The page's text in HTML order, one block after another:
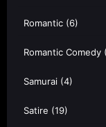
Romantic (6)
Romantic Comedy
Samurai (4)
Satire (19)